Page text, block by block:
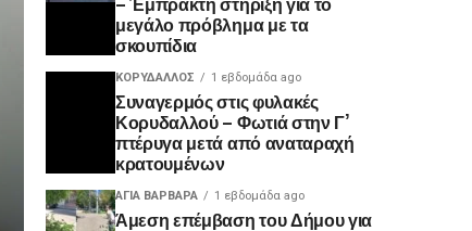
μεγάλο πρόβλημα με τα
σκουπίδια
ΚΟΡΥΔΑΛΛΟΣ 1 εβδομάδα ago
Συναγερμός στις φυλακές
Κορυδαλλού – Φωτιά στην Γ’
πτέρυγα μετά από αναταραχή
κρατουμένων
ΑΓΙΑ ΒΑΡΒΑΡΑ 1 εβδομάδα ago
Άμεση επέμβαση του Δήμου για